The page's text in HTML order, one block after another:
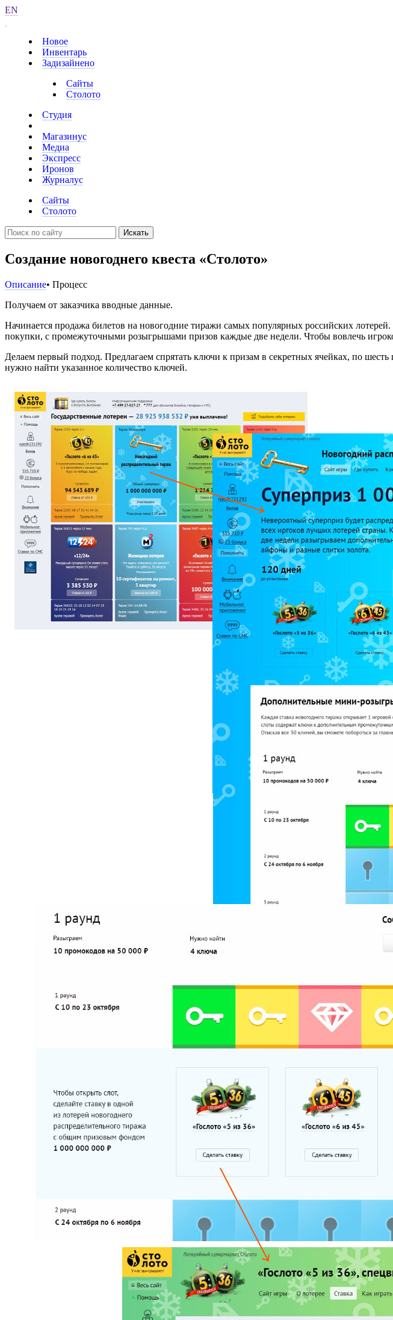
EN
Новое
Инвентарь
Задизайнено
Сайты
Столото
Студия
Магазинус
Медиа
Экспресс
Иронов
Журналус
Сайты
Столото
Искать
Создание новогоднего квеста «Столото»
Описание• Процесс
Получаем от заказчика вводные данные.
Начинается продажа билетов на новогодние тиражи самых популярных российских
покупки, с промежуточными розыгрышами призов каждые две недели. Чтобы вовлечь
Делаем первый подход. Предлагаем спрятать ключи к призам в секретных ячейках, по
нужно найти указанное количество ключей.